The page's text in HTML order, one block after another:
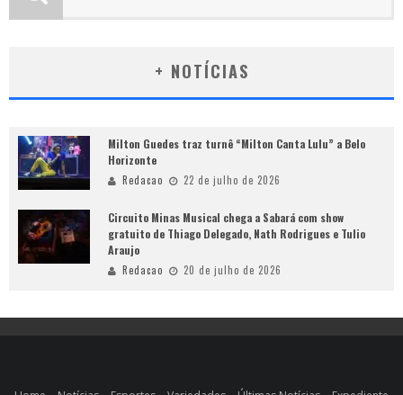
+ NOTÍCIAS
Milton Guedes traz turnê “Milton Canta Lulu” a Belo
Horizonte
Redacao 22 de julho de 2026
Circuito Minas Musical chega a Sabará com show
gratuito de Thiago Delegado, Nath Rodrigues e Tulio
Araujo
Redacao 20 de julho de 2026